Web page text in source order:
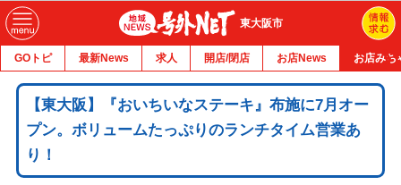
東大阪市
GOトピ 最新News 求人 開店/閉店 お店News お店みち
【東大阪】『おいちいなステーキ』布施に7月オー
プン。ボリュームたっぷりのランチタイム営業あ
り！